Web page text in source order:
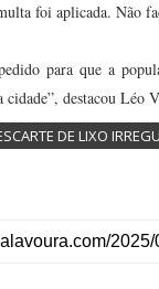
foi aplicada. Não
para que a
destacou Léo
DE LIXO